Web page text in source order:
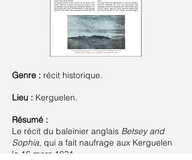
Genre : récit historique.
Lieu : Kerguelen.
Résumé :
Le récit du baleinier anglais Betsey and
Sophia, qui a fait naufrage aux Kerguelen
le 16 mars 1831.